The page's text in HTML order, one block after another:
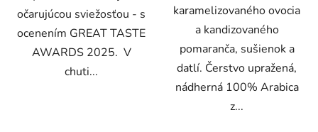
očarujúcou sviežosťou - s
ocenením GREAT TASTE
AWARDS 2025. V
chuti...
karamelizovaného ovocia
a kandizovaného
pomaranča, sušienok a
datlí. Čerstvo upražená,
nádherná 100% Arabica
z...